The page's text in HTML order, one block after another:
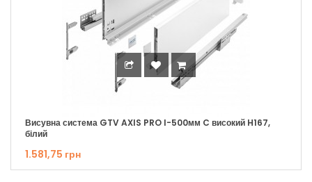
Висувна система GTV AXIS PRO I-500мм C високий H167,
білий
1.581,75 грн